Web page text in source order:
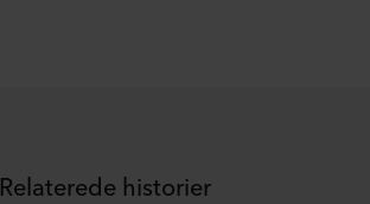
Relaterede historier